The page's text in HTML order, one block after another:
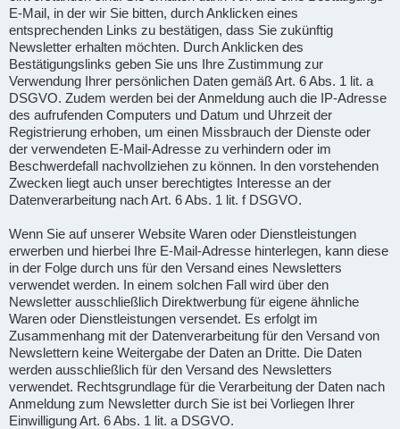
E-Mail, in der wir Sie bitten, durch Anklicken eines
entsprechenden Links zu bestätigen, dass Sie zukünftig
Newsletter erhalten möchten. Durch Anklicken des
Bestätigungslinks geben Sie uns Ihre Zustimmung zur
Verwendung Ihrer persönlichen Daten gemäß Art. 6 Abs. 1 lit. a
DSGVO. Zudem werden bei der Anmeldung auch die IP-Adresse
des aufrufenden Computers und Datum und Uhrzeit der
Registrierung erhoben, um einen Missbrauch der Dienste oder
der verwendeten E-Mail-Adresse zu verhindern oder im
Beschwerdefall nachvollziehen zu können. In den vorstehenden
Zwecken liegt auch unser berechtigtes Interesse an der
Datenverarbeitung nach Art. 6 Abs. 1 lit. f DSGVO.
Wenn Sie auf unserer Website Waren oder Dienstleistungen
erwerben und hierbei Ihre E-Mail-Adresse hinterlegen, kann diese
in der Folge durch uns für den Versand eines Newsletters
verwendet werden. In einem solchen Fall wird über den
Newsletter ausschließlich Direktwerbung für eigene ähnliche
Waren oder Dienstleistungen versendet. Es erfolgt im
Zusammenhang mit der Datenverarbeitung für den Versand von
Newslettern keine Weitergabe der Daten an Dritte. Die Daten
werden ausschließlich für den Versand des Newsletters
verwendet. Rechtsgrundlage für die Verarbeitung der Daten nach
Anmeldung zum Newsletter durch Sie ist bei Vorliegen Ihrer
Einwilligung Art. 6 Abs. 1 lit. a DSGVO.